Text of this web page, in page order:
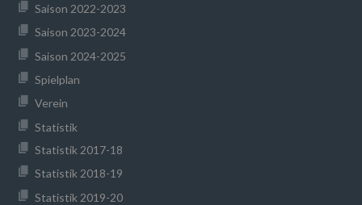
Saison 2022-2023
Saison 2023-2024
Saison 2024-2025
Spielplan
Verein
Statistik
Statistik 2017-18
Statistik 2018-19
Statistik 2019-20